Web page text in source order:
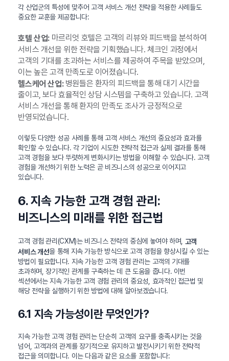
각 산업군의 특성에 맞추어 고객 서비스 개선 전략을 적용한 사례들도
중요한 교훈을 제공합니다:
호텔 산업:마르리엇 호텔은 고객의 리뷰와 피드백을 분석하여
서비스 개선을 위한 전략을 기획했습니다. 체크인 과정에서
고객의 기대를 초과하는 서비스를 제공하여 주목을 받았으며,
이는 높은 고객 만족도로 이어졌습니다.
헬스케어 산업:병원들은 환자의 피드백을 통해 대기 시간을
줄이고, 보다 효율적인 상담 시스템을 구축하고 있습니다. 고객
서비스 개선을 통해 환자의 만족도 조사가 긍정적으로
반영되었습니다.
이렇듯 다양한 성공 사례를 통해 고객 서비스 개선의 중요성과 효과를
확인할 수 있습니다. 각 기업이 시도한 전략적 접근과 실제 결과를 통해
고객 경험을 보다 뚜렷하게 변화시키는 방법을 이해할 수 있습니다. 고객
경험을 개선하기 위한 노력은 곧 비즈니스의 성공으로 이어지고
있습니다.
6. 지속 가능한 고객 경험 관리:
비즈니스의 미래를 위한 접근법
고객 경험 관리(CXM)는 비즈니스 전략의 중심에 놓여야 하며, 고객
서비스 개선을 통해 지속 가능한 방식으로 고객 경험을 향상시킬 수 있는
방법이 필요합니다. 지속 가능한 고객 경험 관리는 고객의 기대를
초과하며, 장기적인 관계를 구축하는 데 큰 도움을 줍니다. 이번
섹션에서는 지속 가능한 고객 경험 관리의 중요성, 효과적인 접근법 및
해당 전략을 실행하기 위한 방법에 대해 알아보겠습니다.
6.1 지속 가능성이란 무엇인가?
지속 가능한 고객 경험 관리는 단순히 고객의 요구를 충족시키는 것을
넘어, 고객과의 관계를 장기적으로 유지하고 발전시키기 위한 전략적
접근을 의미합니다. 이는 다음과 같은 요소를 포함합니다: